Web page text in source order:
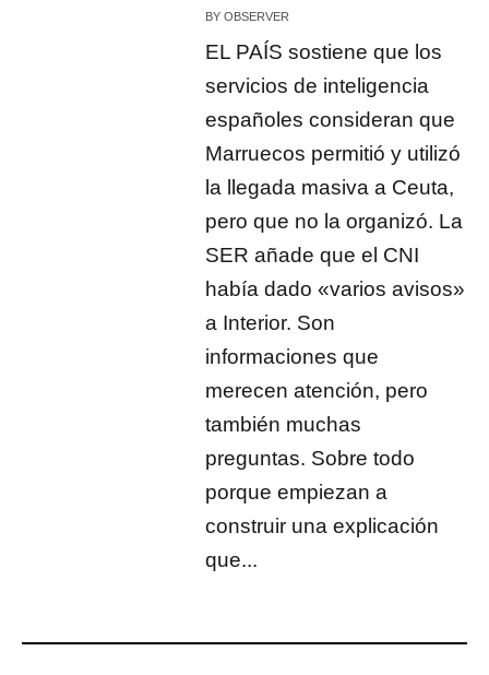
BYOBSERVER
EL PAÍS sostiene que los
servicios de inteligencia
españoles consideran que
Marruecos permitió y utilizó
la llegada masiva a Ceuta,
pero que no la organizó. La
SER añade que el CNI
había dado «varios avisos»
a Interior. Son
informaciones que
merecen atención, pero
también muchas
preguntas. Sobre todo
porque empiezan a
construir una explicación
que...